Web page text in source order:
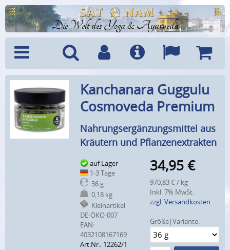
Die Welt des Yoga & Ayurveda
Menü SucheBenutzerkonto
Info Sprachen
Kanchanara Guggulu
Cosmoveda Premium
Nahrungsergänzungsmittel aus
Kräutern und Pflanzenextrakten
auf Lager
1-3 Tage
36 g
0,18 kg
Kleinartikel
DE-ÖKO-007
EAN:
4032108167169
Art.Nr.: 12262/1
34,95 €
970,83 € / kg
Inkl. 7% MwSt.
zzgl. Versandkosten
Größe|Variante: